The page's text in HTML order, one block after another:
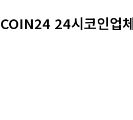
24시코인업